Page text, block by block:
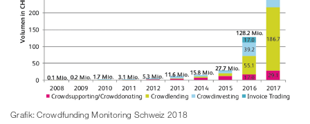
Grafik: Crowdfunding Monitoring Schweiz 2018